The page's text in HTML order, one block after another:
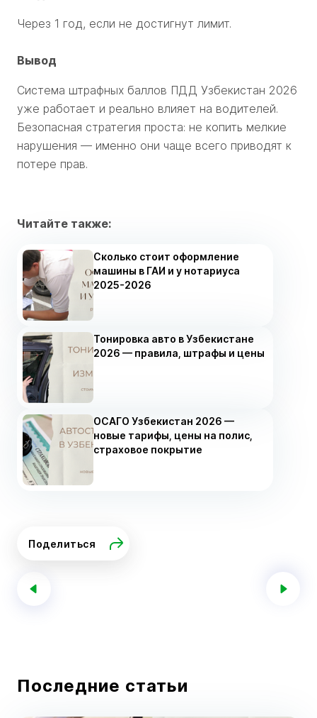
Через 1 год, если не достигнут лимит.
Вывод
Система штрафных баллов ПДД Узбекистан 2026
уже работает и реально влияет на водителей.
Безопасная стратегия проста: не копить мелкие
нарушения — именно они чаще всего приводят к
потере прав.
Читайте также:
Сколько стоит оформление
машины в ГАИ и у нотариуса
2025-2026
Тонировка авто в Узбекистане
2026 — правила, штрафы и цены
ОСАГО Узбекистан 2026 —
новые тарифы, цены на полис,
страховое покрытие
Поделиться
Последние статьи